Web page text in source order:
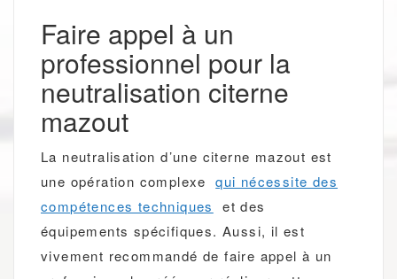
Faire appel à un
professionnel pour la
neutralisation citerne
mazout
La neutralisation d’une citerne mazout est
une opération complexe qui nécessite des
compétences techniques
et des
équipements spécifiques. Aussi, il est
vivement recommandé de faire appel à un